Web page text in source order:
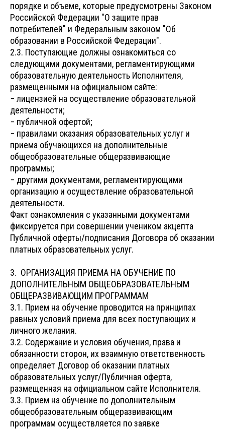
порядке и объеме, которые предусмотрены Законом
Российской Федерации "О защите прав
потребителей" и Федеральным законом "Об
образовании в Российской Федерации".
2.3. Поступающие должны ознакомиться со
следующими документами, регламентирующими
образовательную деятельность Исполнителя,
размещенными на официальном сайте:
− лицензией на осуществление образовательной
деятельности;
− публичной офертой;
− правилами оказания образовательных услуг и
приема обучающихся на дополнительные
общеобразовательные общеразвивающие
программы;
− другими документами, регламентирующими
организацию и осуществление образовательной
деятельности.
Факт ознакомления с указанными документами
фиксируется при совершении учеником акцепта
Публичной оферты/подписания Договора об оказании
платных образовательных услуг.
3. ОРГАНИЗАЦИЯ ПРИЕМА НА ОБУЧЕНИЕ ПО
ДОПОЛНИТЕЛЬНЫМ ОБЩЕОБРАЗОВАТЕЛЬНЫМ
ОБЩЕРАЗВИВАЮЩИМ ПРОГРАММАМ
3.1. Прием на обучение проводится на принципах
равных условий приема для всех поступающих и
личного желания.
3.2. Содержание и условия обучения, права и
обязанности сторон, их взаимную ответственность
определяет Договор об оказании платных
образовательных услуг/Публичная оферта,
размещенная на официальном сайте Исполнителя.
3.3. Прием на обучение по дополнительным
общеобразовательным общеразвивающим
программам осуществляется по заявке